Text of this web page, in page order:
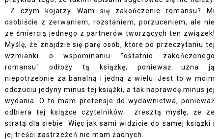
Z czym kojarzy Wam się zakończenie romansu? Mi
osobiście z zerwaniem, rozstaniem, porzuceniem, ale nie
ze śmiercią jednego z partnerów tworzących ten związek!
Myślę, że znajdzie się parę osób, które po przeczytaniu tej
wzmianki o wspominaniu "ostatnio zakończonego
romansu" odłoży tą książkę, ponieważ uzna ją
niepotrzebnie za banalną i jedną z wielu. Jest to w moim
odczuciu jedyny minus tej książki, a tak naprawdę minus jej
wydania. O to mam pretensje do wydawnictwa, ponieważ
odbiera tej książce czytelników... zresztą myślę, że ze
stratą dla siebie. Więc jak sami widzicie do samej książki i
jej treści zastrzeżeń nie mam żadnych.